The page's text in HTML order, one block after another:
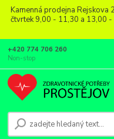
Kamenná prodejna Rejskova
čtvrtek 9,00 - 11,30 a 13,00
+420 774 706 260
Non-stop